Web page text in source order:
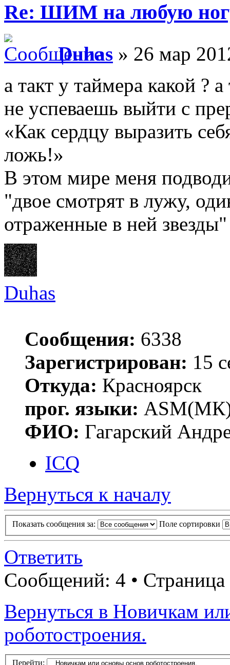
Re: ШИМ на любую
Duhas » 26 мар
а такт у таймера какой ?
не успеваешь выйти с
«Как сердцу выразить
ложь!»
В этом мире меня
"двое смотрят в лужу,
отраженные в ней звезды"
Duhas
Сообщения: 6338
Зарегистрирован: 15
Откуда: Красноярск
прог. языки:
ФИО: Гагарский
ICQ
Вернуться к началу
Показать сообщения за: Поле сортировки
Ответить
Сообщений: 4 • Страница
Вернуться в Новичкам
роботостроения.
Перейти: